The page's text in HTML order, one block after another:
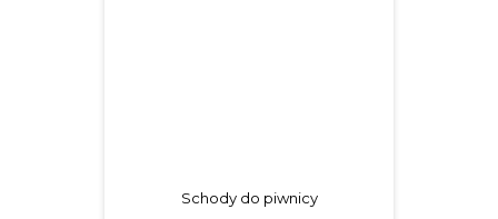
Schody do piwnicy